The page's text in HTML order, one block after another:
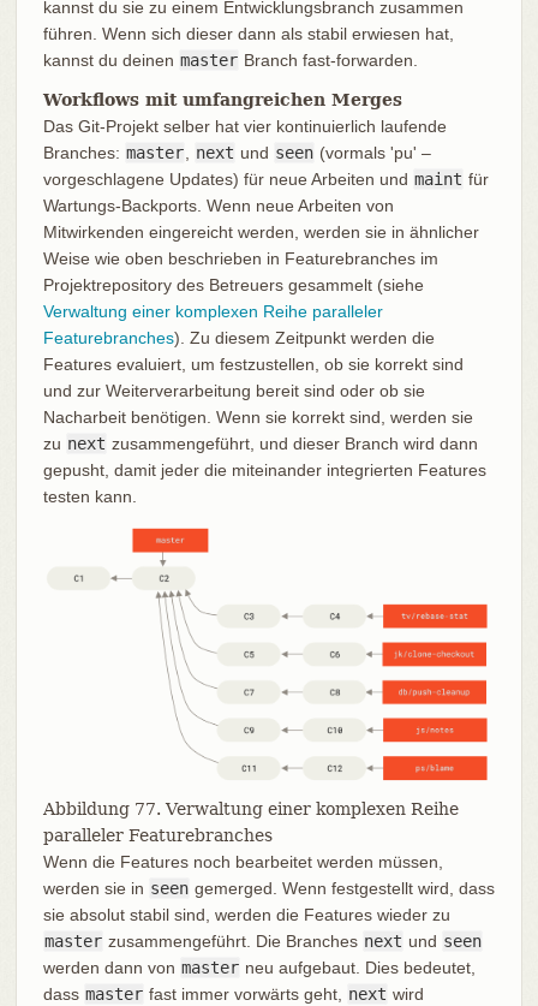
kannst du sie zu einem Entwicklungsbranch zusammen
führen. Wenn sich dieser dann als stabil erwiesen hat,
kannst du deinen master Branch fast-forwarden.
Workflows mit umfangreichen Merges
Das Git-Projekt selber hat vier kontinuierlich laufende
Branches: master, next und seen (vormals 'pu' –
vorgeschlagene Updates) für neue Arbeiten und maint für
Wartungs-Backports. Wenn neue Arbeiten von
Mitwirkenden eingereicht werden, werden sie in ähnlicher
Weise wie oben beschrieben in Featurebranches im
Projektrepository des Betreuers gesammelt (siehe
Verwaltung einer komplexen Reihe paralleler
Featurebranches). Zu diesem Zeitpunkt werden die
Features evaluiert, um festzustellen, ob sie korrekt sind
und zur Weiterverarbeitung bereit sind oder ob sie
Nacharbeit benötigen. Wenn sie korrekt sind, werden sie
zu next zusammengeführt, und dieser Branch wird dann
gepusht, damit jeder die miteinander integrierten Features
testen kann.
Abbildung 77. Verwaltung einer komplexen Reihe
paralleler Featurebranches
Wenn die Features noch bearbeitet werden müssen,
werden sie in seen gemerged. Wenn festgestellt wird, dass
sie absolut stabil sind, werden die Features wieder zu
master zusammengeführt. Die Branches next und seen
werden dann von master neu aufgebaut. Dies bedeutet,
dass master fast immer vorwärts geht, next wird